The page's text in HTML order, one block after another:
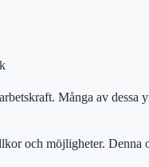
Många av
och möjligheter.